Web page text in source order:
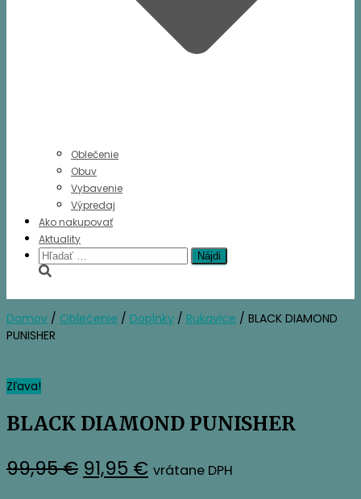
Oblečenie
Obuv
Vybavenie
Výpredaj
Ako nakupovať
Aktuality
Hľadať:
Domov / Oblečenie / Doplnky / Rukavice / BLACK DIAMOND
PUNISHER
Zľava!
BLACK DIAMOND PUNISHER
99,95€ Pôvodná
91,95 € Aktuálna
vrátane DPH